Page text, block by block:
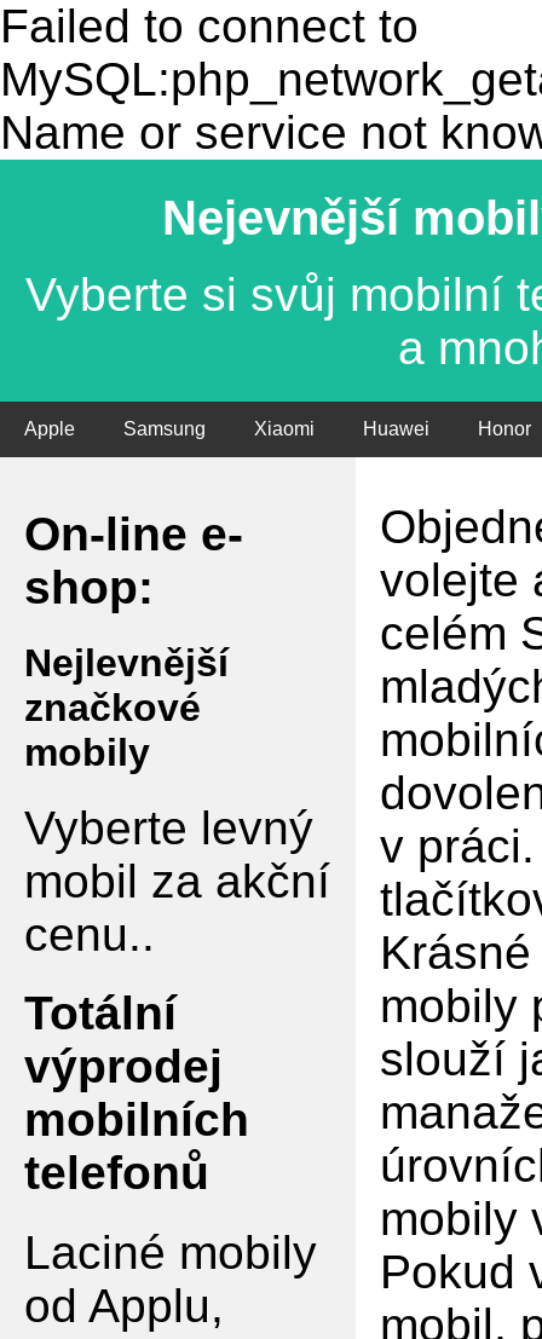
Failed to connect to
Name or service not
Nejevnější
Vyberte si svůj mobilní
a
Apple Samsung Xiaomi Huawei Honor
On-line e-
shop:
Nejlevnější
značkové
mobily
Vyberte levný
mobil za akční
cenu..
Totální
výprodej
mobilních
telefonů
Laciné mobily
od Applu,
volejte
celém
v
mobily
slouží
mobily
Pokud
mobil,